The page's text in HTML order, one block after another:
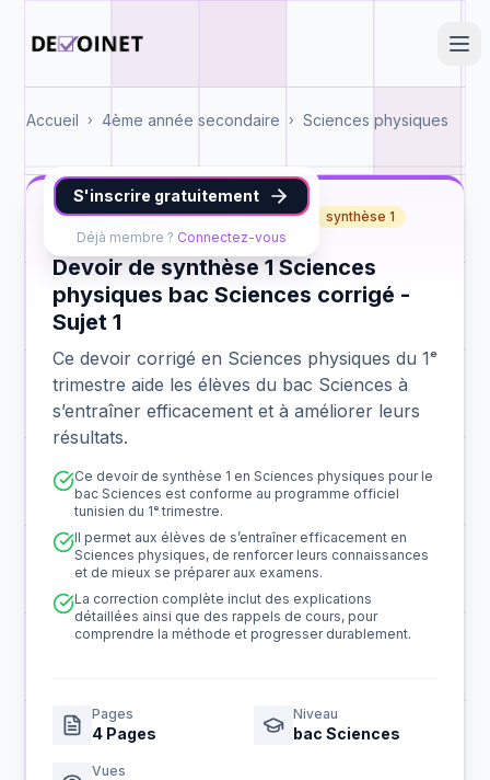
Accueil › 4ème année secondaire › Sciences physiques
S'inscrire gratuitement
Déjà membre ? Connectez-vous
Sciences physiques bac Sciences synthèse 1
Devoir de synthèse 1 Sciences
physiques bac Sciences corrigé -
Sujet 1
Ce devoir corrigé en Sciences physiques du 1ᵉ
trimestre aide les élèves du bac Sciences à
s’entraîner efficacement et à améliorer leurs
résultats.
Ce devoir de synthèse 1 en Sciences physiques pour le
bac Sciences est conforme au programme officiel
tunisien du 1ᵉ trimestre.
Il permet aux élèves de s’entraîner efficacement en
Sciences physiques, de renforcer leurs connaissances
et de mieux se préparer aux examens.
La correction complète inclut des explications
détaillées ainsi que des rappels de cours, pour
comprendre la méthode et progresser durablement.
Pages
4 Pages
Niveau
bac Sciences
Vues